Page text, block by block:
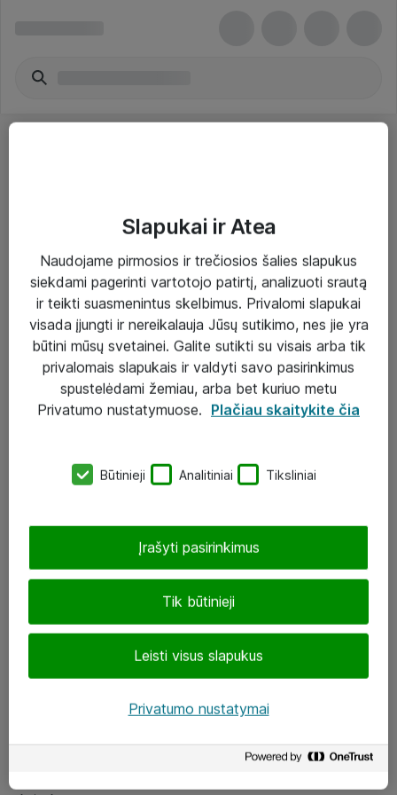
Paslaugos
Sprendimai
Įgyvendinti projektai
Atea ekspertų patarimai verslui
eShop@atea.lt
LinkedIn
Slapukai ir Atea
Naudojame pirmosios ir trečiosios šalies slapukus
siekdami pagerinti vartotojo patirtį, analizuoti srautą
ir teikti suasmenintus skelbimus. Privalomi slapukai
visada įjungti ir nereikalauja Jūsų sutikimo, nes jie yra
būtini mūsų svetainei. Galite sutikti su visais arba tik
privalomais slapukais ir valdyti savo pasirinkimus
spustelėdami žemiau, arba bet kuriuo metu
Privatumo nustatymuose. Plačiau skaitykite čia
Būtinieji Analitiniai Tiksliniai
Tik būtinieji
Leisti visus slapukus
Įrašyti pasirinkimus
Privatumo nustatymai